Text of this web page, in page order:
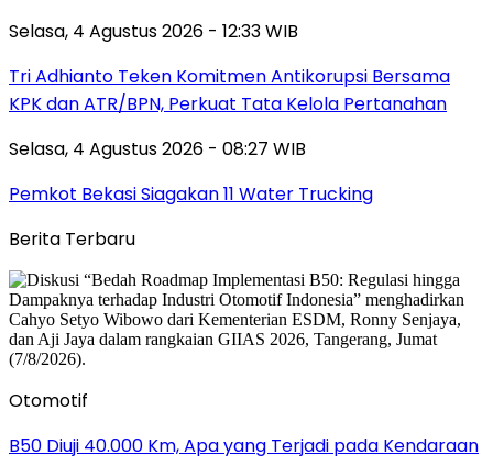
Selasa, 4 Agustus 2026 - 12:33 WIB
Tri Adhianto Teken Komitmen Antikorupsi Bersama
KPK dan ATR/BPN, Perkuat Tata Kelola Pertanahan
Selasa, 4 Agustus 2026 - 08:27 WIB
Pemkot Bekasi Siagakan 11 Water Trucking
Berita Terbaru
Otomotif
B50 Diuji 40.000 Km, Apa yang Terjadi pada Kendaraan